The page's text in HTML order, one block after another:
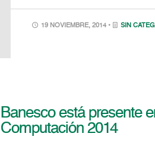
19 NOVIEMBRE, 2014 • SIN
Banesco está presente
Computación 2014